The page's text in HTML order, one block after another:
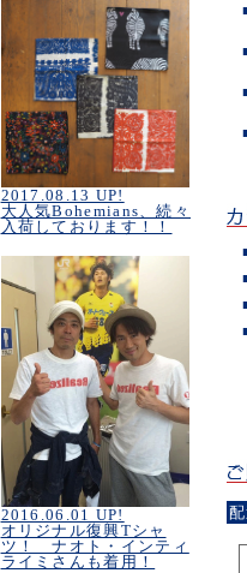
2017.08.13 UP!
大人気Bohemians、続々
入荷しております！！
2016.06.01 UP!
オリジナル復興Tシャ
ツ！ ナオト・インティ
ライミさんも着用！